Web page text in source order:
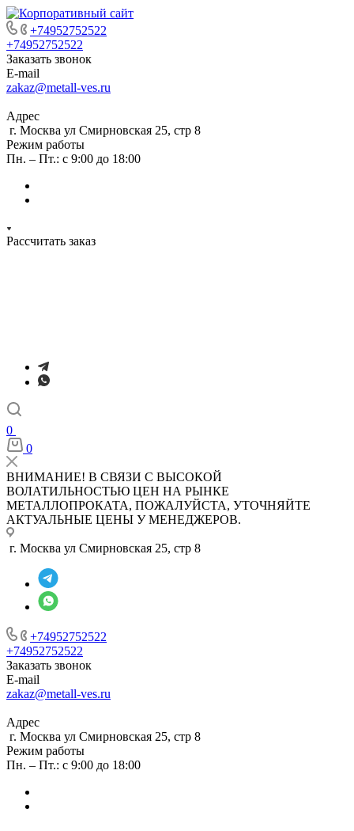
+74952752522
+74952752522
Заказать звонок
E-mail
zakaz@metall-ves.ru
Адрес
г. Москва ул Смирновская 25, стр 8
Режим работы
Пн. – Пт.: с 9:00 до 18:00
Рассчитать заказ
0
0
ВНИМАНИЕ! В СВЯЗИ С ВЫСОКОЙ
ВОЛАТИЛЬНОСТЬЮ ЦЕН НА РЫНКЕ
МЕТАЛЛОПРОКАТА, ПОЖАЛУЙСТА, УТОЧНЯЙТЕ
АКТУАЛЬНЫЕ ЦЕНЫ У МЕНЕДЖЕРОВ.
г. Москва ул Смирновская 25, стр 8
+74952752522
+74952752522
Заказать звонок
E-mail
zakaz@metall-ves.ru
Адрес
г. Москва ул Смирновская 25, стр 8
Режим работы
Пн. – Пт.: с 9:00 до 18:00